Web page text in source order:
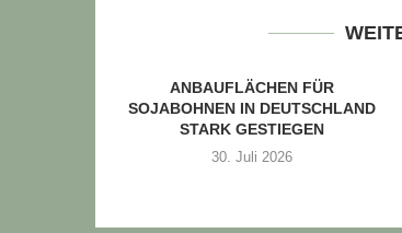
ANBAUFLÄCHEN FÜR
SOJABOHNEN IN DEUTSCHLAND
STARK GESTIEGEN
30. Juli 2026